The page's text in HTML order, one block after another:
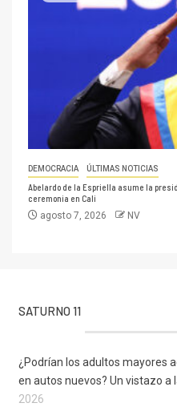
DEMOCRACIA ÚLTIMAS NOTICIAS
Abelardo de la Espriella asume la
ceremonia en Cali
agosto 7, 2026 NV
SATURNO 11
¿Podrían los adultos mayores
en autos nuevos? Un vistazo a
2026